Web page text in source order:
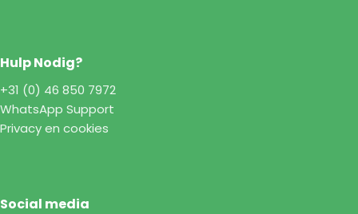
Hulp Nodig?
+31 (0) 46 850 7972
WhatsApp Support
Privacy en cookies
Social media